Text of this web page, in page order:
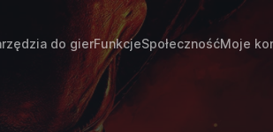
do gierFunkcjeSpołecznośćMoje